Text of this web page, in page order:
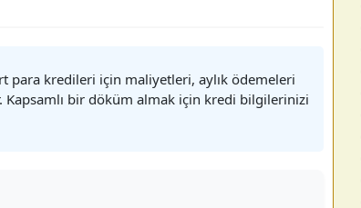
para kredileri için maliyetleri, aylık ödemeleri
Kapsamlı bir döküm almak için kredi bilgilerinizi